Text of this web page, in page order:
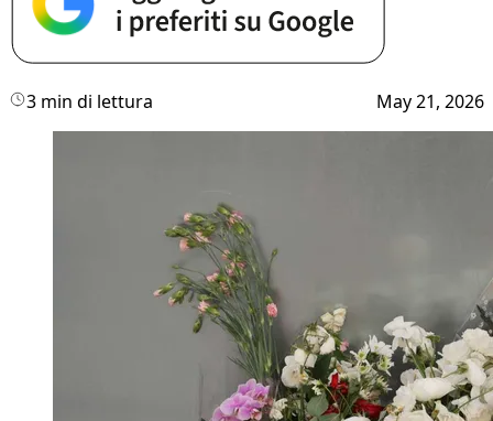
3 min di lettura May 21, 2026